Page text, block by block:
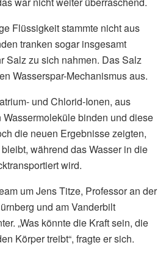
Flüssigkeit stammte nicht aus
tranken sogar insgesamt
Salz zu sich nahmen. Das Salz
Wasserspar-Mechanismus aus.
und Chlorid-Ionen, aus
binden und diese
die neuen Ergebnisse zeigten,
während das Wasser in die
wird.
um Jens Titze, Professor an der
und am Vanderbilt
„Was könnte die Kraft sein, die
Körper treibt“, fragte er sich.